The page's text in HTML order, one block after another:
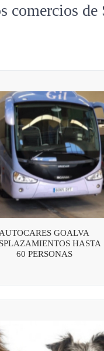
comercios de
AUTOCARES GOALVA
HASTA
60 PERSONAS